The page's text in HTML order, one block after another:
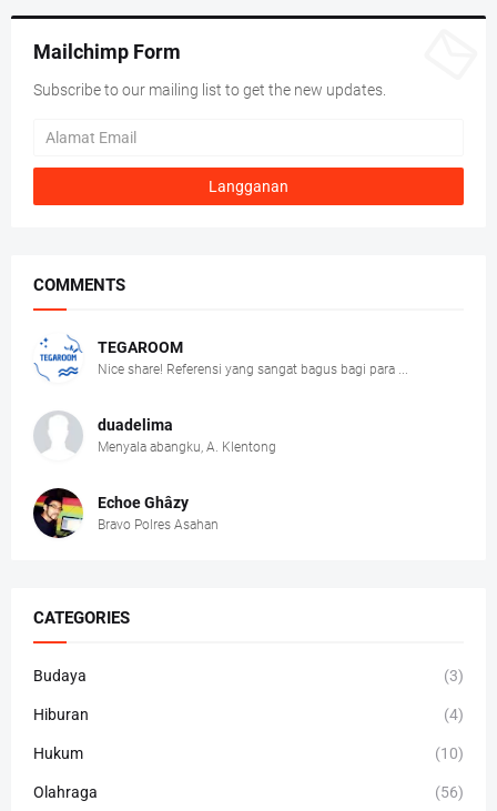
Mailchimp Form
Subscribe to our mailing list to get the new updates.
COMMENTS
TEGAROOM
Nice share! Referensi yang sangat bagus bagi para ...
duadelima
Menyala abangku, A. Klentong
Echoe Ghâzy
Bravo Polres Asahan
CATEGORIES
Budaya (3)
Hiburan (4)
Hukum (10)
Olahraga (56)